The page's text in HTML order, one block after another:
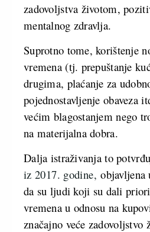
zadovoljstva životom,
mentalnog zdravlja.
Suprotno tome, korištenje
vremena (tj. prepuštanje
drugima, plaćanje za
pojednostavljenje obaveza
većim blagostanjem nego
na materijalna dobra.
Dalja istraživanja to
iz 2017. godine, objavljena
da su ljudi koji su dali
vremena u odnosu na
značajno veće zadovoljstvo